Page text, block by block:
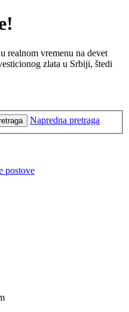
realnom vremenu na devet
zlata u Srbiji, štedi
Napredna pretraga
postove